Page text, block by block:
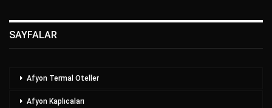
SAYFALAR
Afyon Termal Oteller
Afyon Kaplıcaları